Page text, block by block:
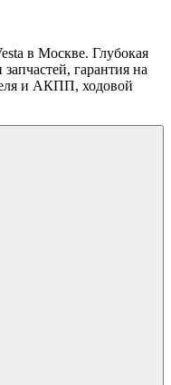
в Москве. Глубокая
гарантия на
и АКПП, ходовой